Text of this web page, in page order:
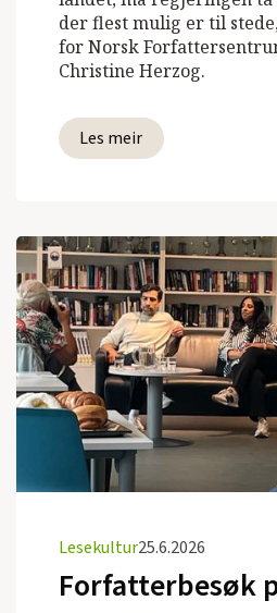
der flest mulig er til
for Norsk
Christine Herzog.
Les meir
Lesekultur25.6.2026
Forfatterbesøk